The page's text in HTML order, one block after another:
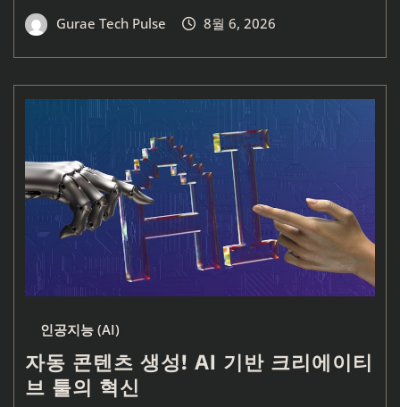
Gurae Tech Pulse 8월 6, 2026
인공지능 (AI)
자동 콘텐츠 생성! AI 기반 크리에이티
브 툴의 혁신